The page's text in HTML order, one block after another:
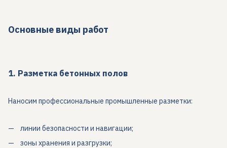
Основные виды работ
1. Разметка бетонных полов
Наносим профессиональные промышленные разметки:
линии безопасности и навигации;
зоны хранения и разгрузки;